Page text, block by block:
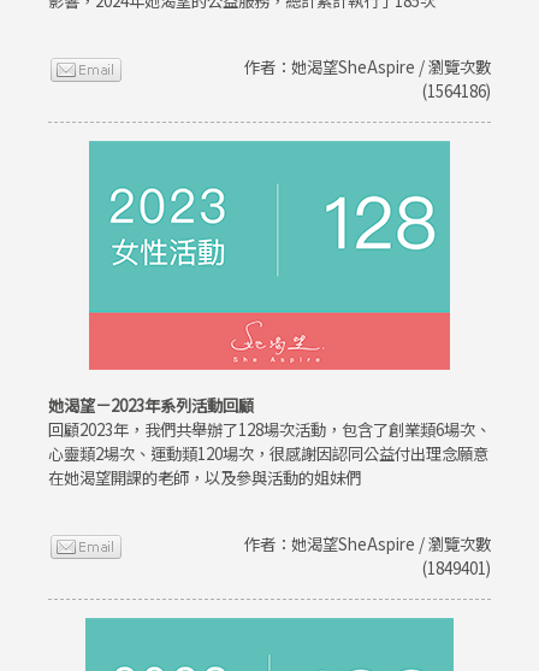
作者：她渴望SheAspire / 瀏覽次數
(1564186)
她渴望－2023年系列活動回顧
回顧2023年，我們共舉辦了128場次活動，包含了創業類6場次、
心靈類2場次、運動類120場次，很感謝因認同公益付出理念願意
在她渴望開課的老師，以及參與活動的姐妹們
作者：她渴望SheAspire / 瀏覽次數
(1849401)